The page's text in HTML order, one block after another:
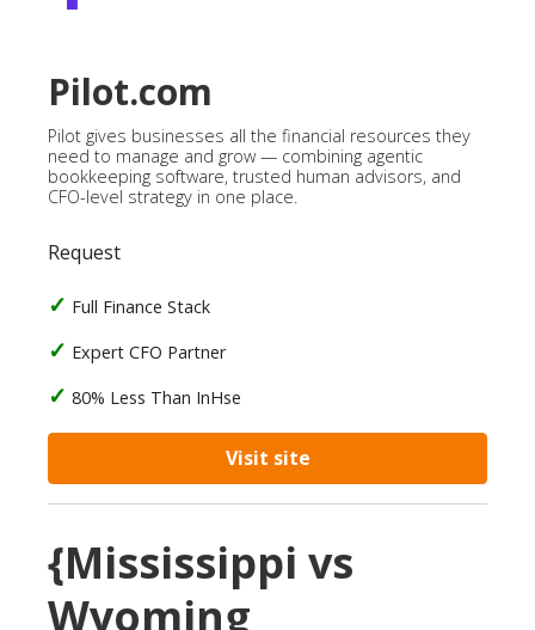
Pilot.com
Pilot gives businesses all the financial resources they
need to manage and grow — combining agentic
bookkeeping software, trusted human advisors, and
CFO-level strategy in one place.
Request
Full Finance Stack
Expert CFO Partner
80% Less Than InHse
Visit site
{Mississippi vs
Wyoming